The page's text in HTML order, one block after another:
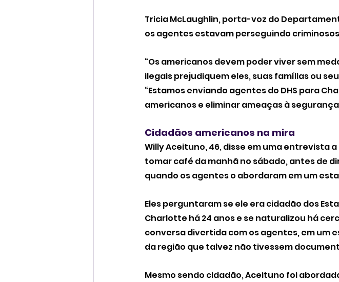
Tricia McLaughlin, porta-voz do
os agentes estavam perseguindo
“Os americanos devem poder viver sem
ilegais prejudiquem eles, suas famílias ou
“Estamos enviando agentes do DHS para
americanos e eliminar ameaças à
Cidadãos americanos na mira
Willy Aceituno, 46, disse em uma entrevista
tomar café da manhã no sábado, antes de
quando os agentes o abordaram em um
Eles perguntaram se ele era cidadão dos
Charlotte há 24 anos e se naturalizou há
conversa divertida com os agentes, em um
da região que talvez não tivessem
Mesmo sendo cidadão, Aceituno foi